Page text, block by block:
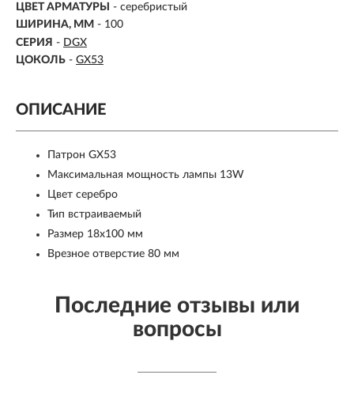
ЦВЕТ АРМАТУРЫ
- серебристый
ШИРИНА, ММ - 100
СЕРИЯ - DGX
ЦОКОЛЬ - GX53
ОПИСАНИЕ
Патрон GX53
Максимальная мощность лампы 13W
Цвет серебро
Тип встраиваемый
Размер 18x100 мм
Врезное отверстие 80 мм
Последние отзывы или
вопросы